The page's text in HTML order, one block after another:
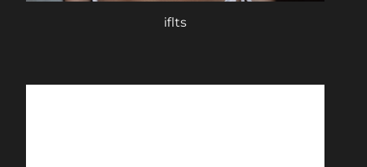
iflts